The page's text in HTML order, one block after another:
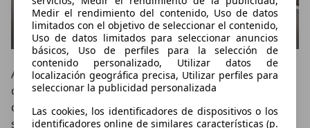
Medir el rendimiento del contenido, Uso de datos
limitados con el objetivo de seleccionar el contenido,
Uso de datos limitados para seleccionar anuncios
básicos, Uso de perfiles para la selección de
contenido personalizado, Utilizar datos de
localización geográfica precisa, Utilizar perfiles para
seleccionar la publicidad personalizada
Las cookies, los identificadores de dispositivos o los
identificadores online de similares características (p.
A ellos se unirá el año que viene unQashqai e-Power
con un 1.5 de gasolina que actuará como generador
de corriente para un motor eléctrico de 190 CV que
será el encargado de mover las ruedas. Esta